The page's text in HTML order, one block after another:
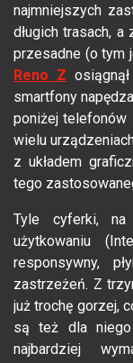
najmniejszych
długich trasach,
przesadne (o tym
Reno Z
smartfony
poniżej telefonów
wielu
z układem
tego
Tyle cyferki, na
użytkowaniu
responsywny,
zastrzeżeń. Z
już trochę gorzej,
są też dla niego
najbardziej